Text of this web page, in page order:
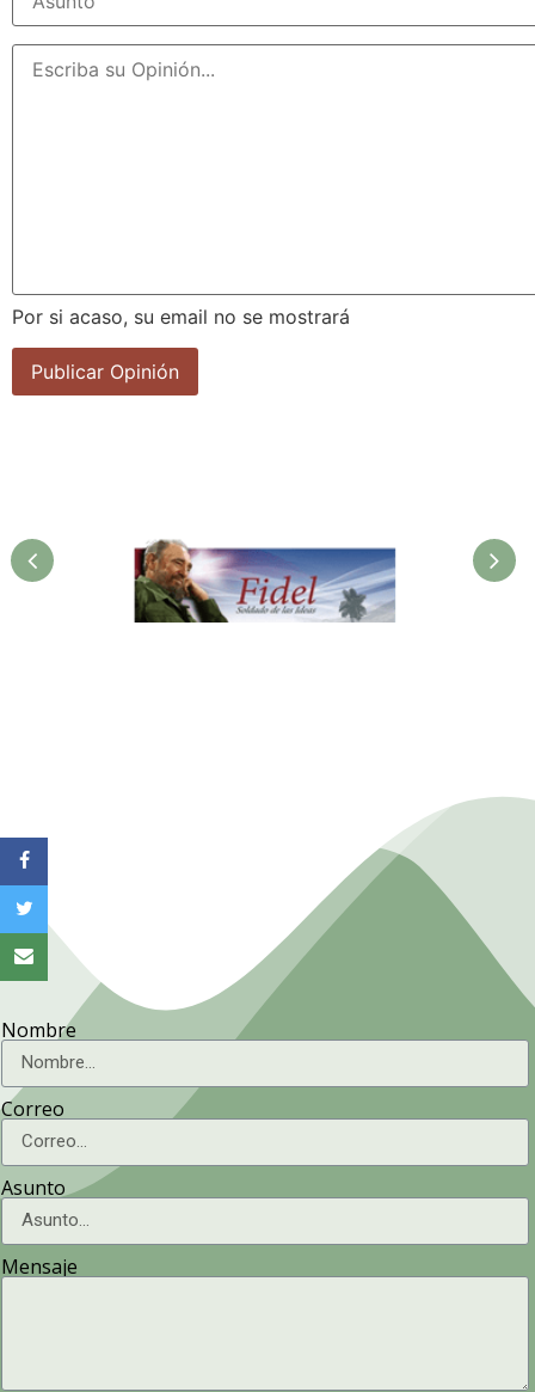
Por si acaso, su email no se mostrará
Nombre
Correo
Asunto
Mensaje